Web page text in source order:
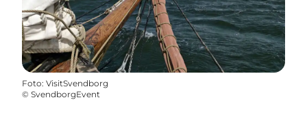
Foto: VisitSvendborg
© SvendborgEvent